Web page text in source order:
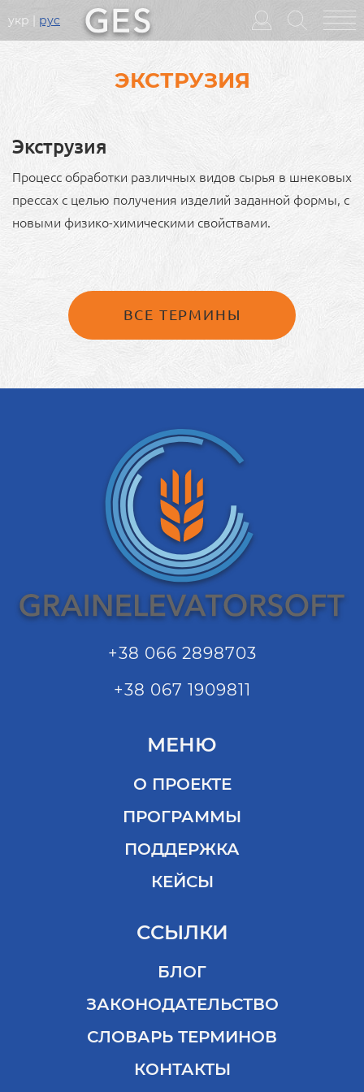
укр рус
Головне
меню
ЭКСТРУЗИЯ
Экструзия
Процесс обработки различных видов сырья в шнековых
прессах с целью получения изделий заданной формы, с
новыми физико-химическими свойствами.
ВСЕ ТЕРМИНЫ
+38 066 2898703
+38 067 1909811
МЕНЮ
О ПРОЕКТЕ
ПРОГРАММЫ
ПОДДЕРЖКА
КЕЙСЫ
ССЫЛКИ
БЛОГ
ЗАКОНОДАТЕЛЬСТВО
СЛОВАРЬ ТЕРМИНОВ
КОНТАКТЫ